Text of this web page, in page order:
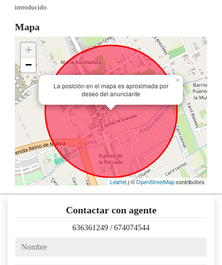
introducido.
Mapa
La posición en el mapa es aproximada por
deseo del anunciante
×
+
−
Leaflet| ©OpenStreetMapcontributors
Contactar con agente
636361249 /674074544
nombre